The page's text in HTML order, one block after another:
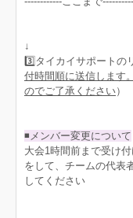
↓
3️⃣タイカイサポートの
付時間順に送信します
のでご了承ください）
◾️メンバー変更について
大会1時間前まで受け
をして、チームの代表
してください